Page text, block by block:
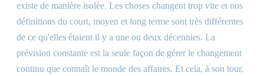
existe de manière isolée. Les choses changent trop vite et nos
définitions du court, moyen et long terme sont très différentes
de ce qu'elles étaient il y a une ou deux décennies. La
prévision constante est la seule façon de gérer le changement
continu que connaît le monde des affaires. Et cela, à son tour,